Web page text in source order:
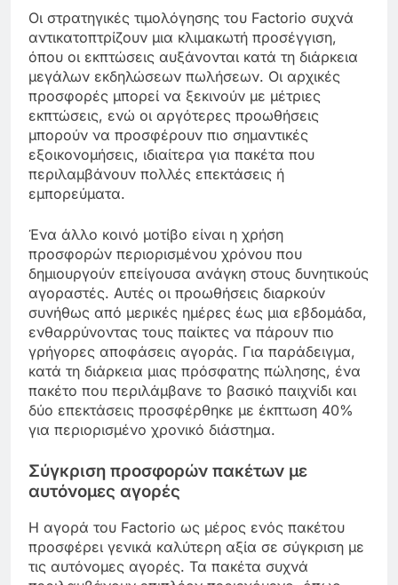
Οι στρατηγικές τιμολόγησης του Factorio συχνά
αντικατοπτρίζουν μια κλιμακωτή προσέγγιση,
όπου οι εκπτώσεις αυξάνονται κατά τη διάρκεια
μεγάλων εκδηλώσεων πωλήσεων. Οι αρχικές
προσφορές μπορεί να ξεκινούν με μέτριες
εκπτώσεις, ενώ οι αργότερες προωθήσεις
μπορούν να προσφέρουν πιο σημαντικές
εξοικονομήσεις, ιδιαίτερα για πακέτα που
περιλαμβάνουν πολλές επεκτάσεις ή
εμπορεύματα.
Ένα άλλο κοινό μοτίβο είναι η χρήση
προσφορών περιορισμένου χρόνου που
δημιουργούν επείγουσα ανάγκη στους δυνητικούς
αγοραστές. Αυτές οι προωθήσεις διαρκούν
συνήθως από μερικές ημέρες έως μια εβδομάδα,
ενθαρρύνοντας τους παίκτες να πάρουν πιο
γρήγορες αποφάσεις αγοράς. Για παράδειγμα,
κατά τη διάρκεια μιας πρόσφατης πώλησης, ένα
πακέτο που περιλάμβανε το βασικό παιχνίδι και
δύο επεκτάσεις προσφέρθηκε με έκπτωση 40%
για περιορισμένο χρονικό διάστημα.
Σύγκριση προσφορών πακέτων με
αυτόνομες αγορές
Η αγορά του Factorio ως μέρος ενός πακέτου
προσφέρει γενικά καλύτερη αξία σε σύγκριση με
τις αυτόνομες αγορές. Τα πακέτα συχνά